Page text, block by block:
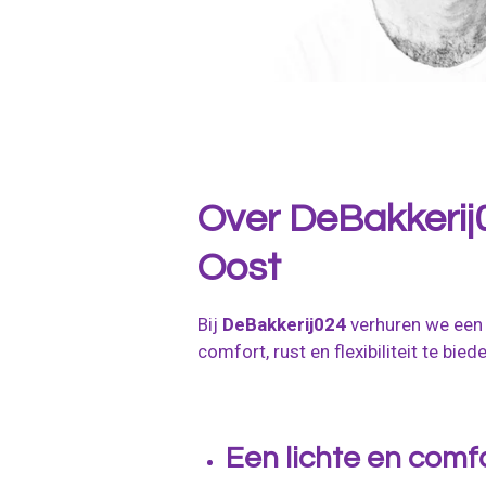
Over
Oost
Bij DeBakkerij024 verhuren we
comfort, rust en flexibiliteit te
Een lichte en